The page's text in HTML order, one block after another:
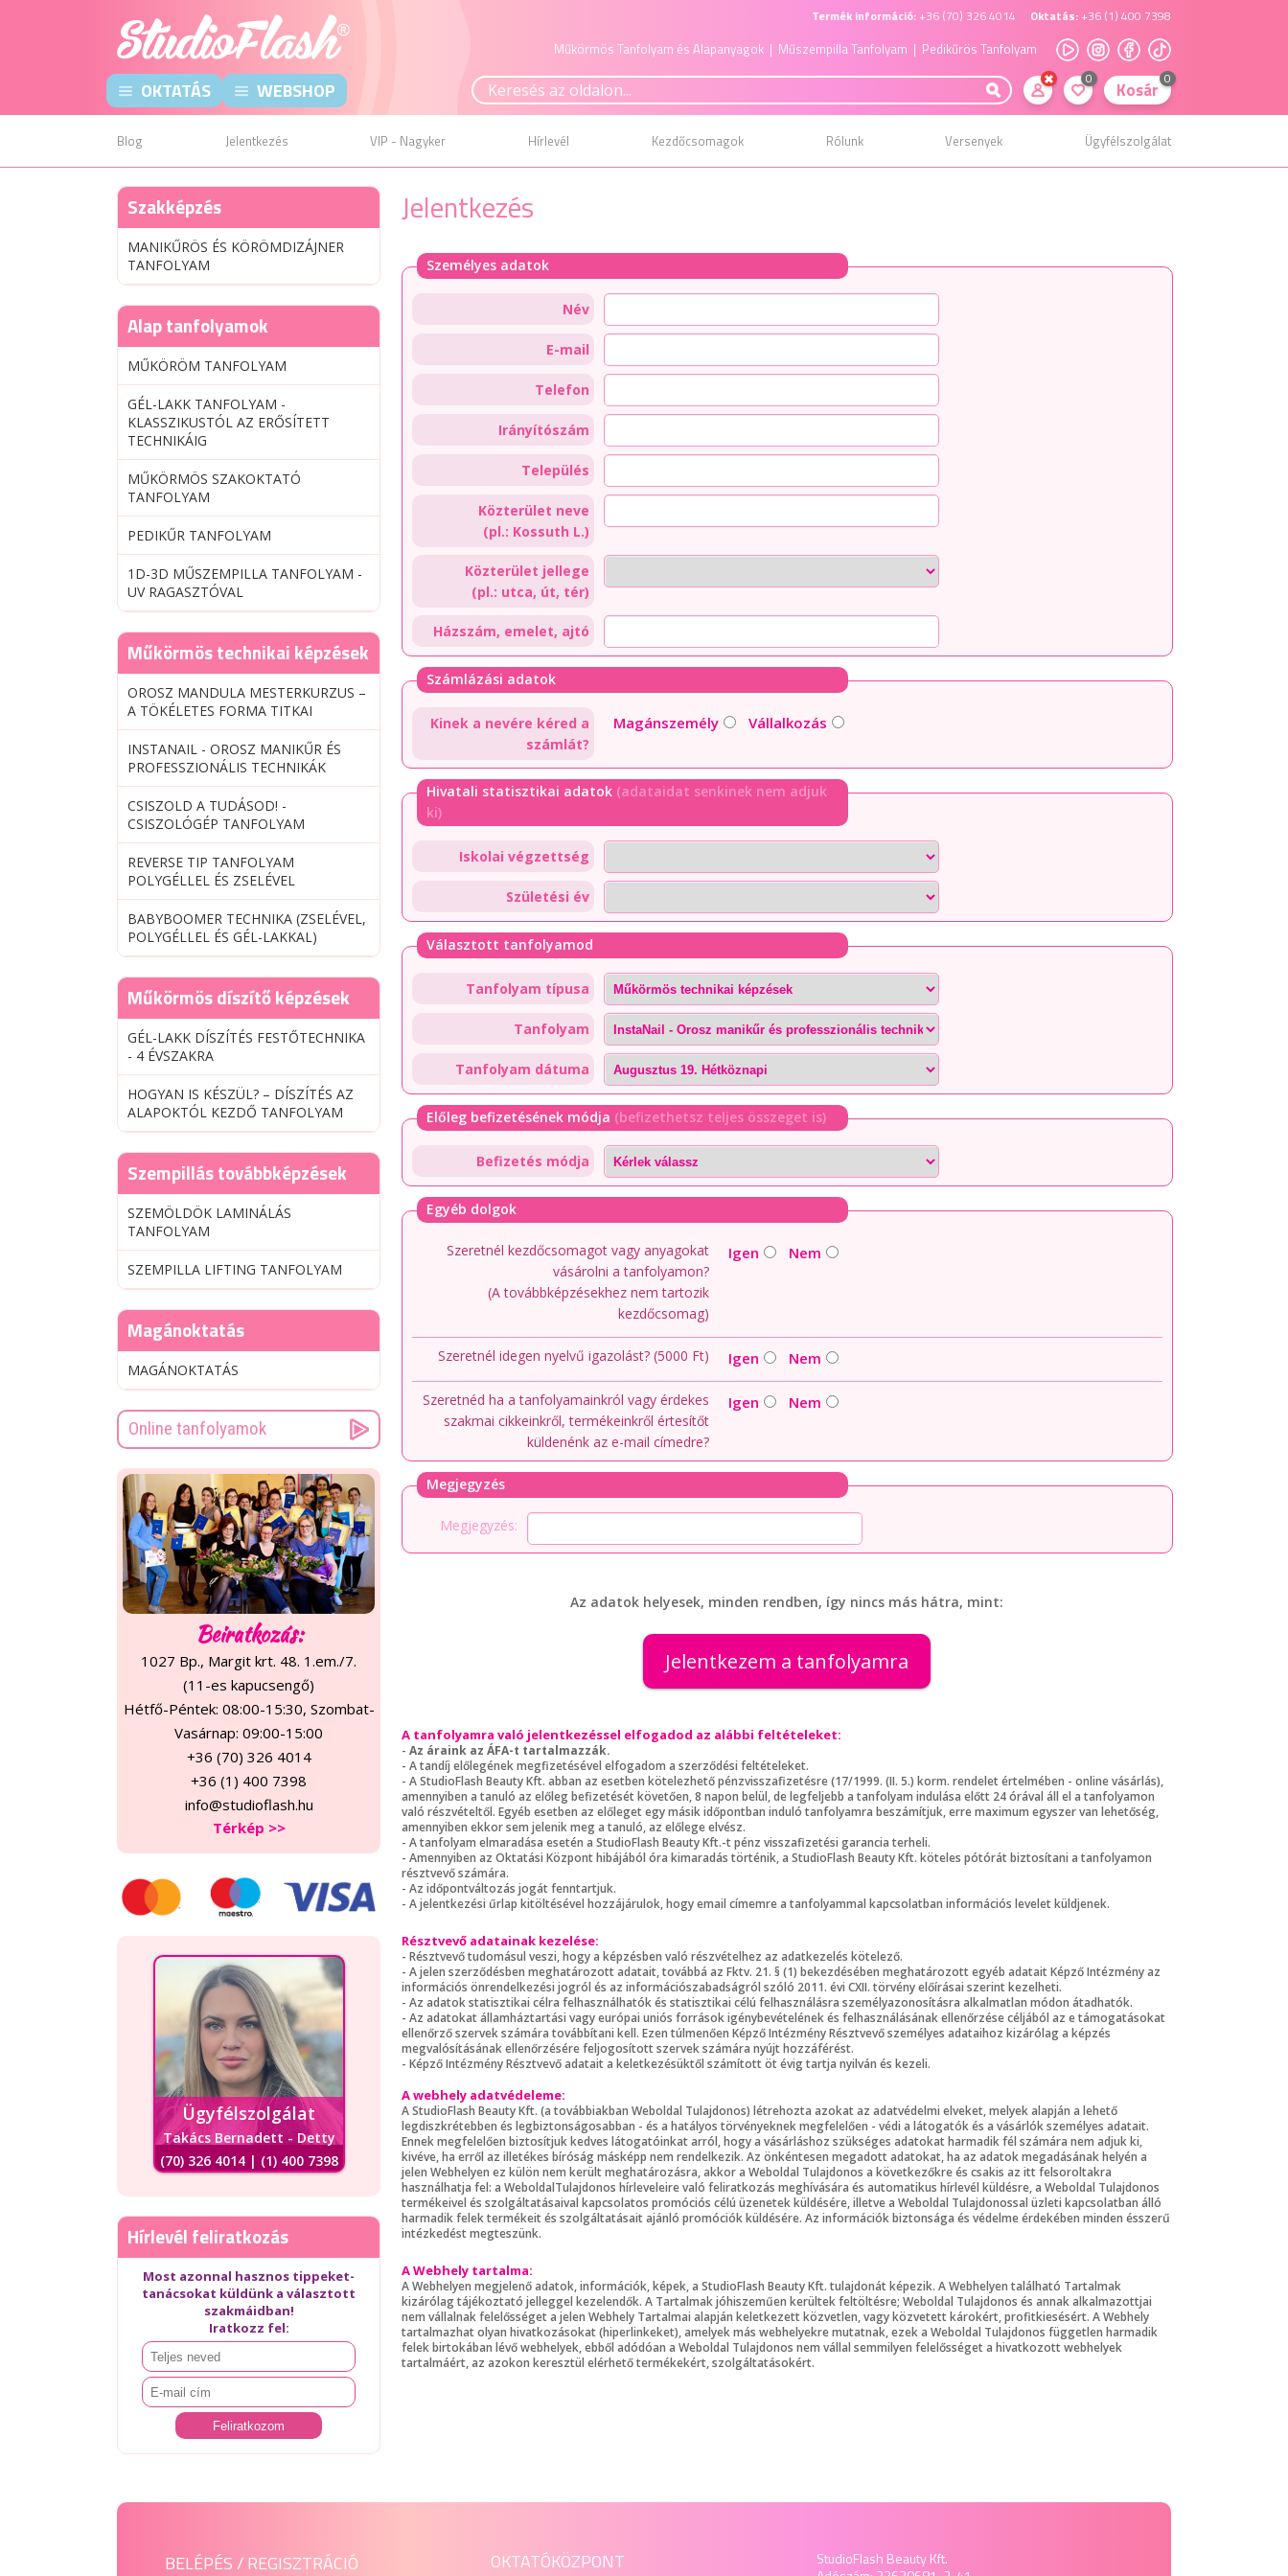
Termék információ: +36 (70) 326 4014 Oktatás: +36 (1) 400 7398
Műkörmös Tanfolyam és Alapanyagok | Műszempilla Tanfolyam | Pedikűrös Tanfolyam
OKTATÁS WEBSHOP 0 Kosár 0
Blog Jelentkezés VIP - Nagyker Hírlevél Kezdőcsomagok Rólunk Versenyek Ügyfélszolgálat
Jelentkezés
Személyes adatok
Név
E-mail
Telefon
Irányítószám
Település
Közterület neve
(pl.: Kossuth L.)
Közterület jellege
(pl.: utca, út, tér)
Házszám, emelet, ajtó
Számlázási adatok
Kinek a nevére kéred a
számlát?
Magánszemély Vállalkozás
Hivatali statisztikai adatok (adataidat senkinek nem adjuk
ki)
Iskolai végzettség
Születési év
Választott tanfolyamod
Tanfolyam típusa
Tanfolyam
Tanfolyam dátuma
Előleg befizetésének módja (befizethetsz teljes összeget is)
Befizetés módja
Egyéb dolgok
Szeretnél kezdőcsomagot vagy anyagokat
vásárolni a tanfolyamon?
(A továbbképzésekhez nem tartozik
kezdőcsomag)
Igen Nem
Szeretnél idegen nyelvű igazolást? (5000 Ft) Igen Nem
Szeretnéd ha a tanfolyamainkról vagy érdekes
szakmai cikkeinkről, termékeinkről értesítőt
küldenénk az e-mail címedre?
Igen Nem
Megjegyzés
Megjegyzés:
Az adatok helyesek, minden rendben, így nincs más hátra, mint:
Jelentkezem a tanfolyamra
A tanfolyamra való jelentkezéssel elfogadod az alábbi feltételeket:
- Az áraink az ÁFA-t tartalmazzák.
- A tandíj előlegének megfizetésével elfogadom a szerződési feltételeket.
- A StudioFlash Beauty Kft. abban az esetben kötelezhető pénzvisszafizetésre (17/1999. (II. 5.) korm. rendelet értelmében - online vásárlás),
amennyiben a tanuló az előleg befizetését követően, 8 napon belül, de legfeljebb a tanfolyam indulása előtt 24 órával áll el a tanfolyamon
való részvételtől. Egyéb esetben az előleget egy másik időpontban induló tanfolyamra beszámítjuk, erre maximum egyszer van lehetőség,
amennyiben ekkor sem jelenik meg a tanuló, az előlege elvész.
- A tanfolyam elmaradása esetén a StudioFlash Beauty Kft.-t pénz visszafizetési garancia terheli.
- Amennyiben az Oktatási Központ hibájából óra kimaradás történik, a StudioFlash Beauty Kft. köteles pótórát biztosítani a tanfolyamon
résztvevő számára.
- Az időpontváltozás jogát fenntartjuk.
- A jelentkezési űrlap kitöltésével hozzájárulok, hogy email címemre a tanfolyammal kapcsolatban információs levelet küldjenek.
Résztvevő adatainak kezelése:
- Résztvevő tudomásul veszi, hogy a képzésben való részvételhez az adatkezelés kötelező.
- A jelen szerződésben meghatározott adatait, továbbá az Fktv. 21. § (1) bekezdésében meghatározott egyéb adatait Képző Intézmény az
információs önrendelkezési jogról és az információszabadságról szóló 2011. évi CXII. törvény előírásai szerint kezelheti.
- Az adatok statisztikai célra felhasználhatók és statisztikai célú felhasználásra személyazonosításra alkalmatlan módon átadhatók.
- Az adatokat államháztartási vagy európai uniós források igénybevételének és felhasználásának ellenőrzése céljából az e támogatásokat
ellenőrző szervek számára továbbítani kell. Ezen túlmenően Képző Intézmény Résztvevő személyes adataihoz kizárólag a képzés
megvalósításának ellenőrzésére feljogosított szervek számára nyújt hozzáférést.
- Képző Intézmény Résztvevő adatait a keletkezésüktől számított öt évig tartja nyilván és kezeli.
A webhely adatvédeleme:
A StudioFlash Beauty Kft. (a továbbiakban Weboldal Tulajdonos) létrehozta azokat az adatvédelmi elveket, melyek alapján a lehető
legdiszkrétebben és legbiztonságosabban - és a hatályos törvényeknek megfelelően - védi a látogatók és a vásárlók személyes adatait.
Ennek megfelelően biztosítjuk kedves látogatóinkat arról, hogy a vásárláshoz szükséges adatokat harmadik fél számára nem adjuk ki,
kivéve, ha erről az illetékes bíróság másképp nem rendelkezik. Az önkéntesen megadott adatokat, ha az adatok megadásának helyén a
jelen Webhelyen ez külön nem került meghatározásra, akkor a Weboldal Tulajdonos a következőkre és csakis az itt felsoroltakra
használhatja fel: a WeboldalTulajdonos hírleveleire való feliratkozás meghívására és automatikus hírlevél küldésre, a Weboldal Tulajdonos
termékeivel és szolgáltatásaival kapcsolatos promóciós célú üzenetek küldésére, illetve a Weboldal Tulajdonossal üzleti kapcsolatban álló
harmadik felek termékeit és szolgáltatásait ajánló promóciók küldésére. Az információk biztonsága és védelme érdekében minden ésszerű
intézkedést megteszünk.
A Webhely tartalma:
A Webhelyen megjelenő adatok, információk, képek, a StudioFlash Beauty Kft. tulajdonát képezik. A Webhelyen található Tartalmak
kizárólag tájékoztató jelleggel kezelendők. A Tartalmak jóhiszeműen kerültek feltöltésre; Weboldal Tulajdonos és annak alkalmazottjai
nem vállalnak felelősséget a jelen Webhely Tartalmai alapján keletkezett közvetlen, vagy közvetett károkért, profitkiesésért. A Webhely
tartalmazhat olyan hivatkozásokat (hiperlinkeket), amelyek más webhelyekre mutatnak, ezek a Weboldal Tulajdonos független harmadik
felek birtokában lévő webhelyek, ebből adódóan a Weboldal Tulajdonos nem vállal semmilyen felelősséget a hivatkozott webhelyek
tartalmáért, az azokon keresztül elérhető termékekért, szolgáltatásokért.
Szakképzés
MANIKŰRÖS ÉS KÖRÖMDIZÁJNER
TANFOLYAM
Alap tanfolyamok
MŰKÖRÖM TANFOLYAM
GÉL-LAKK TANFOLYAM -
KLASSZIKUSTÓL AZ ERŐSÍTETT
TECHNIKÁIG
MŰKÖRMÖS SZAKOKTATÓ
TANFOLYAM
PEDIKŰR TANFOLYAM
1D-3D MŰSZEMPILLA TANFOLYAM -
UV RAGASZTÓVAL
Műkörmös technikai képzések
OROSZ MANDULA MESTERKURZUS –
A TÖKÉLETES FORMA TITKAI
INSTANAIL - OROSZ MANIKŰR ÉS
PROFESSZIONÁLIS TECHNIKÁK
CSISZOLD A TUDÁSOD! -
CSISZOLÓGÉP TANFOLYAM
REVERSE TIP TANFOLYAM
POLYGÉLLEL ÉS ZSELÉVEL
BABYBOOMER TECHNIKA (ZSELÉVEL,
POLYGÉLLEL ÉS GÉL-LAKKAL)
Műkörmös díszítő képzések
GÉL-LAKK DÍSZÍTÉS FESTŐTECHNIKA
- 4 ÉVSZAKRA
HOGYAN IS KÉSZÜL? – DÍSZÍTÉS AZ
ALAPOKTÓL KEZDŐ TANFOLYAM
Szempillás továbbképzések
SZEMÖLDÖK LAMINÁLÁS
TANFOLYAM
SZEMPILLA LIFTING TANFOLYAM
Magánoktatás
MAGÁNOKTATÁS
Online tanfolyamok
Beiratkozás:
1027 Bp., Margit krt. 48. 1.em./7.
(11-es kapucsengő)
Hétfő-Péntek: 08:00-15:30, Szombat-
Vasárnap: 09:00-15:00
+36 (70) 326 4014
+36 (1) 400 7398
info@studioflash.hu
Térkép >>
Ügyfélszolgálat
Takács Bernadett - Detty
(70) 326 4014 | (1) 400 7398
Hírlevél feliratkozás
Most azonnal hasznos tippeket-
tanácsokat küldünk a választott
szakmáidban!
Iratkozz fel:
BELÉPÉS / REGISZTRÁCIÓ OKTATÓKÖZPONT
StudioFlash Beauty Kft.